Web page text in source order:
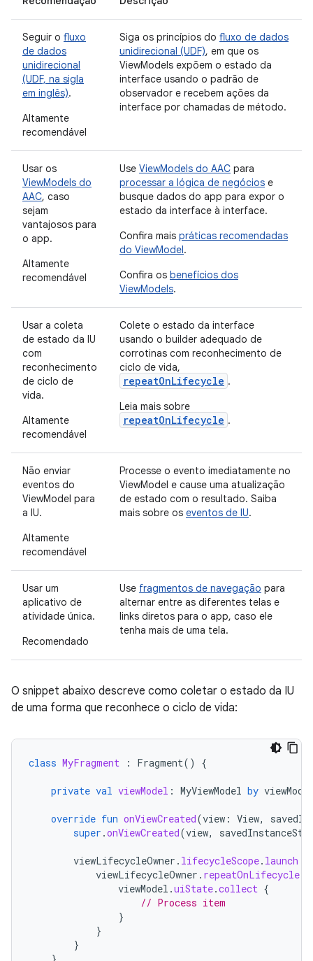
Seguir o fluxo
de dados
unidirecional
(UDF, na sigla
em inglês).
Altamente
recomendável
Siga os princípios do fluxo de dados
unidirecional (UDF), em que os
ViewModels expõem o estado da
interface usando o padrão de
observador e recebem ações da
interface por chamadas de método.
Usar os
ViewModels do
AAC, caso
sejam
vantajosos para
o app.
Altamente
recomendável
Use ViewModels do AAC para
processar a lógica de negócios e
busque dados do app para expor o
estado da interface à interface.
Confira mais práticas recomendadas
do ViewModel.
Confira os benefícios dos
ViewModels.
Usar a coleta
de estado da IU
com
reconhecimento
de ciclo de
vida.
Altamente
recomendável
Colete o estado da interface
usando o builder adequado de
corrotinas com reconhecimento de
ciclo de vida,
repeatOnLifecycle .
Leia mais sobre
repeatOnLifecycle .
Não enviar
eventos do
ViewModel para
a IU.
Altamente
recomendável
Processe o evento imediatamente no
ViewModel e cause uma atualização
de estado com o resultado. Saiba
mais sobre os eventos de IU.
Usar um
aplicativo de
atividade única.
Recomendado
Use fragmentos de navegação para
alternar entre as diferentes telas e
links diretos para o app, caso ele
tenha mais de uma tela.
O snippet abaixo descreve como coletar o estado da IU
de uma forma que reconhece o ciclo de vida:
class MyFragment : Fragment() {
private val viewModel : MyViewModel by
override fun onViewCreated(view : View,
super .onViewCreated(view,
viewLifecycleOwner . lifecycleScope. launch
viewLifecycleOwner . repeatOnLifecycle
viewModel .uiState.collect {
// Process item
}
}
}